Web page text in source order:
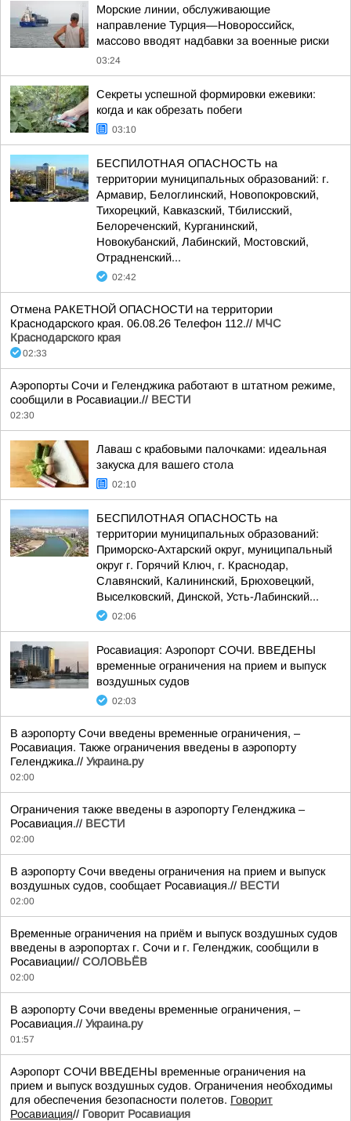
Морские линии, обслуживающие
направление Турция—Новороссийск,
массово вводят надбавки за военные риски
03:24
Секреты успешной формировки ежевики:
когда и как обрезать побеги
03:10
БЕСПИЛОТНАЯ ОПАСНОСТЬ на
территории муниципальных образований: г.
Армавир, Белоглинский, Новопокровский,
Тихорецкий, Кавказский, Тбилисский,
Белореченский, Курганинский,
Новокубанский, Лабинский, Мостовский,
Отрадненский...
02:42
Отмена РАКЕТНОЙ ОПАСНОСТИ на территории
Краснодарского края. 06.08.26 Телефон 112.// МЧС
Краснодарского края
02:33
Аэропорты Сочи и Геленджика работают в штатном режиме,
сообщили в Росавиации.// ВЕСТИ
02:30
Лаваш с крабовыми палочками: идеальная
закуска для вашего стола
02:10
БЕСПИЛОТНАЯ ОПАСНОСТЬ на
территории муниципальных образований:
Приморско-Ахтарский округ, муниципальный
округ г. Горячий Ключ, г. Краснодар,
Славянский, Калининский, Брюховецкий,
Выселковский, Динской, Усть-Лабинский...
02:06
Росавиация: Аэропорт СОЧИ. ВВЕДЕНЫ
временные ограничения на прием и выпуск
воздушных судов
02:03
В аэропорту Сочи введены временные ограничения, –
Росавиация. Также ограничения введены в аэропорту
Геленджика.// Украина.ру
02:00
Ограничения также введены в аэропорту Геленджика –
Росавиация.// ВЕСТИ
02:00
В аэропорту Сочи введены ограничения на прием и выпуск
воздушных судов, сообщает Росавиация.// ВЕСТИ
02:00
Временные ограничения на приём и выпуск воздушных судов
введены в аэропортах г. Сочи и г. Геленджик, сообщили в
Росавиации// СОЛОВЬЁВ
02:00
В аэропорту Сочи введены временные ограничения, –
Росавиация.// Украина.ру
01:57
Аэропорт СОЧИ ВВЕДЕНЫ временные ограничения на
прием и выпуск воздушных судов. Ограничения необходимы
для обеспечения безопасности полетов. Говорит
Росавиация// Говорит Росавиация